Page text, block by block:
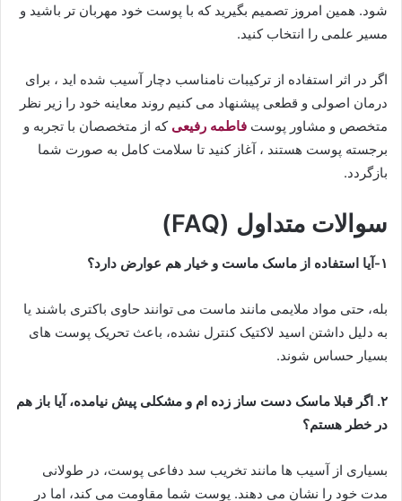
شود. همین امروز تصمیم بگیرید که با پوست خود مهربان تر باشید و
مسیر علمی را انتخاب کنید.
اگر در اثر استفاده از ترکیبات نامناسب دچار آسیب شده اید ، برای
درمان اصولی و قطعی پیشنهاد می کنیم روند معاینه خود را زیر نظر
متخصص و مشاور پوست فاطمه رفیعی که از متخصصان با تجربه و
برجسته پوست هستند ، آغاز کنید تا سلامت کامل به صورت شما
بازگردد.
​سوالات متداول (FAQ)
۱-​آیا استفاده از ماسک ماست و خیار هم عوارض دارد؟
بله، حتی مواد ملایمی مانند ماست می توانند حاوی باکتری باشند یا
به دلیل داشتن اسید لاکتیک کنترل نشده، باعث تحریک پوست های
بسیار حساس شوند.
۲. ​اگر قبلا ماسک دست ساز زده ام و مشکلی پیش نیامده، آیا باز هم
در خطر هستم؟
بسیاری از آسیب ها مانند تخریب سد دفاعی پوست، در طولانی
مدت خود را نشان می دهند. پوست شما مقاومت می کند، اما در